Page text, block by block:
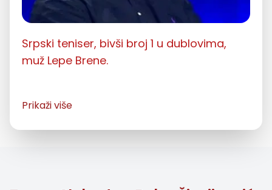
Srpski teniser, bivši broj 1 u dublovima,
muž Lepe Brene.
Slobodan Boba Živojinović - Biografija
sa Nenadom Zimonjićem, jedini je teniser
Prikaži više